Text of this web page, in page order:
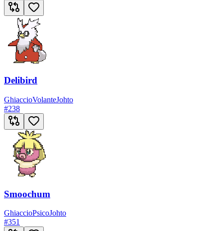
Delibird
GhiaccioVolanteJohto
#238
Smoochum
GhiaccioPsicoJohto
#351